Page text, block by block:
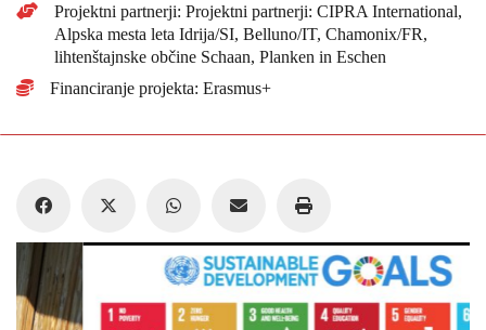
Projektni partnerji: Projektni partnerji: CIPRA International,
Alpska mesta leta Idrija/SI, Belluno/IT, Chamonix/FR,
lihtenštajnske občine Schaan, Planken in Eschen
Financiranje projekta: Erasmus+